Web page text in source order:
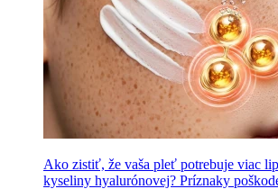
Ako zistiť, že vaša pleť potrebuje viac
kyseliny hyalurónovej? Príznaky